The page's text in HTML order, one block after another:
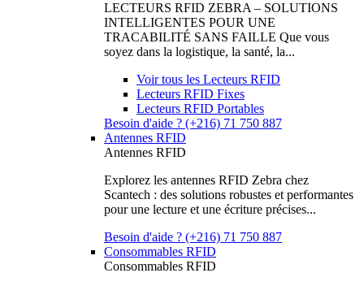
LECTEURS RFID ZEBRA – SOLUTIONS
INTELLIGENTES POUR UNE
TRACABILITÉ SANS FAILLE Que vous
soyez dans la logistique, la santé, la...
Voir tous les Lecteurs RFID
Lecteurs RFID Fixes
Lecteurs RFID Portables
Besoin d'aide ? (+216) 71 750 887
Antennes RFID
Antennes RFID
Explorez les antennes RFID Zebra chez
Scantech : des solutions robustes et performantes
pour une lecture et une écriture précises...
Besoin d'aide ? (+216) 71 750 887
Consommables RFID
Consommables RFID